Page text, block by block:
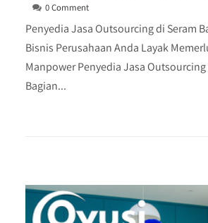
0 Comment
Penyedia Jasa Outsourcing di Seram
Bisnis Perusahaan Anda Layak
Manpower Penyedia Jasa Outsourcing
Bagian...